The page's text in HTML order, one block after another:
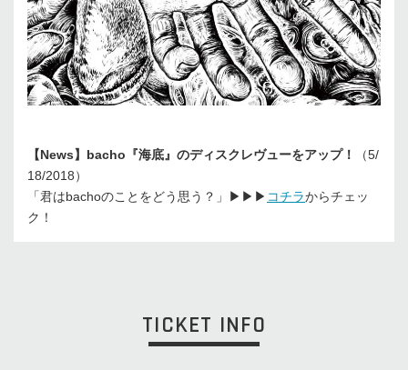
【News】bacho『海底』のディスクレヴューをアップ！
（5/
18/2018）
「君はbachoのことをどう思う？」▶︎▶︎▶︎ コチラからチェッ
ク！
TICKET INFO